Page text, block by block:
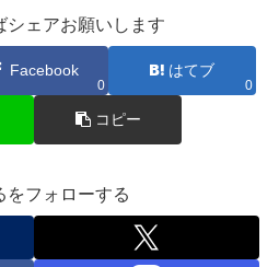
シェアお願いします
Facebook
0
はてブ
0
コピー
をフォローする